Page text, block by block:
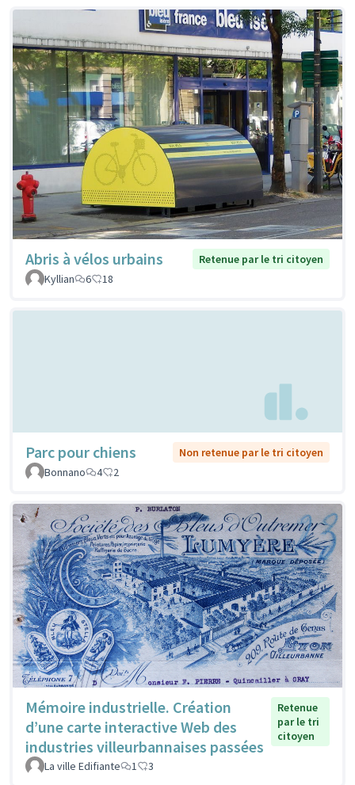
Abris à vélos urbains
Retenue par le tri citoyen
Kyllian
6 18
Parc pour chiens
Non retenue par le tri citoyen
Bonnano
4 2
Mémoire industrielle. Création
d’une carte interactive Web des
industries villeurbannaises passées
Retenue
par le tri
citoyen
La ville Edifiante 1 3